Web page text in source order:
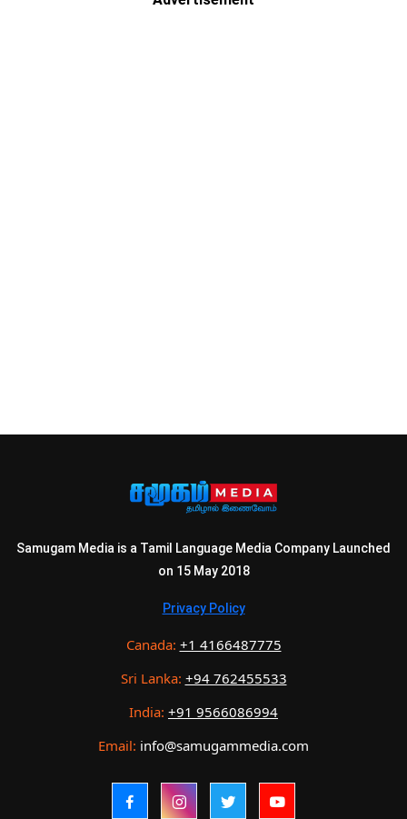
Samugam Media is a Tamil Language Media Company Launched
on 15 May 2018
Privacy Policy
Canada: +1 4166487775
Sri Lanka: +94 762455533
India: +91 9566086994
Email: info@samugammedia.com